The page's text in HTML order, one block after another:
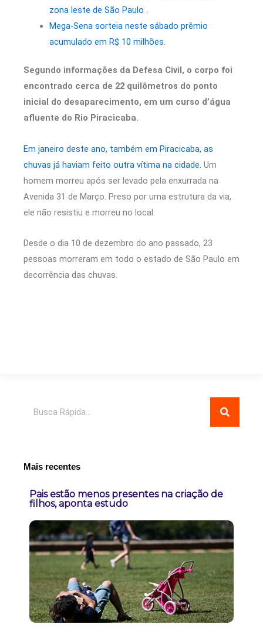
zona leste de São Paulo .
Mega-Sena sorteia neste sábado prêmio
acumulado em R$ 10 milhões.
Segundo informações da Defesa Civil, o corpo foi
encontrado cerca de 22 quilômetros do ponto
inicial do desaparecimento, em um curso d’água
afluente do Rio Piracicaba.
Em janeiro deste ano, também em Piracicaba, as
chuvas já haviam feito outra vítima na cidade. Um
homem morreu após ser levado pela enxurrada na
Avenida 31 de Março. Preso por uma estrutura da via,
ele não resistiu e morreu no local.
Desde o dia 10 de dezembro do ano passado, 23
pessoas morreram em todo o estado de São Paulo em
decorrência das chuvas.
Mais recentes
Pais estão menos presentes na criação de
filhos, aponta estudo